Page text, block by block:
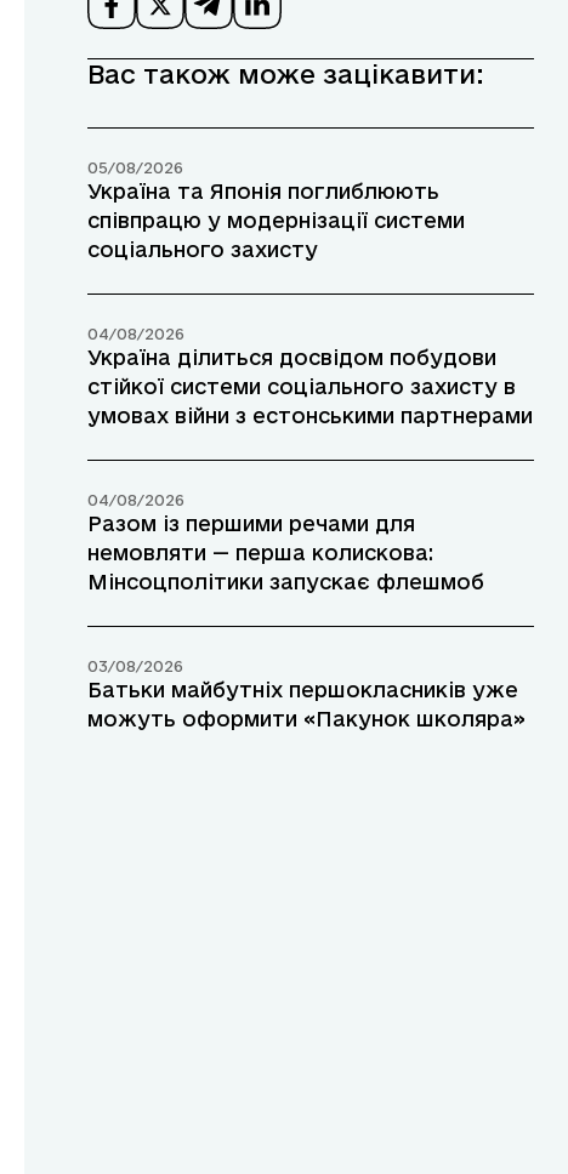
Вас також може зацікавити:
05/08/2026
Україна та Японія поглиблюють
співпрацю у модернізації системи
соціального захисту
04/08/2026
Україна ділиться досвідом побудови
стійкої системи соціального захисту в
умовах війни з естонськими партнерами
04/08/2026
Разом із першими речами для
немовляти — перша колискова:
Мінсоцполітики запускає флешмоб
03/08/2026
Батьки майбутніх першокласників уже
можуть оформити «Пакунок школяра»